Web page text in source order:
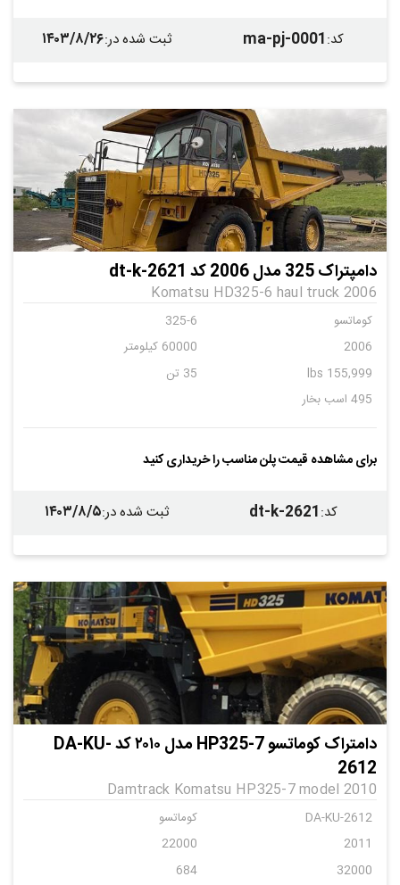
کد:
ma-pj-0001 ثبت شده در:۱۴۰۳/۸/۲۶
دامپتراک 325 مدل 2006 کد dt-k-2621
Komatsu HD325-6 haul truck 2006
کوماتسو
325-6
2006
60000 کیلومتر
155,999 lbs
35 تن
495 اسب بخار
برای مشاهده قیمت پلن مناسب را خریداری کنید
کد:
dt-k-2621 ثبت شده در:۱۴۰۳/۸/۵
دامتراک کوماتسو HP325-7 مدل ۲۰۱۰ کد DA-KU-
2612
Damtrack Komatsu HP325-7 model 2010
DA-KU-2612
کوماتسو
2011
22000
32000
684